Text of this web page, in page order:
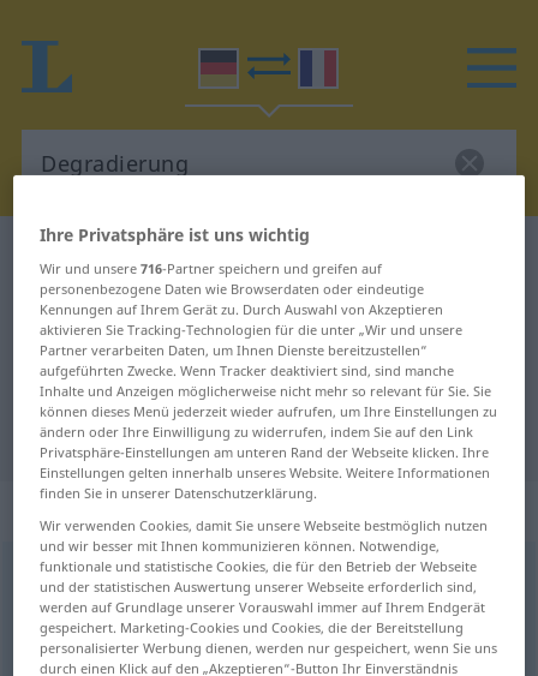
Deutsch-Französisch Übersetzung
für "Degradierung"
"Degradierung" Französisch
Übersetzung
: Femininum
Degradierung f <Degradierung; Degradierungen>
Übersicht aller Übersetzungen
(Für mehr Details die Übersetzung anklicken/antippen)
Ihre Privatsphäre ist uns wichtig
Wir und unsere716-Partner speichern und greifen auf
personenbezogene Daten wie Browserdaten oder eindeutige
Kennungen auf Ihrem Gerät zu. Durch Auswahl von Akzeptieren
aktivieren Sie Tracking-Technologien für die unter „Wir und unsere
Partner verarbeiten Daten, um Ihnen Dienste bereitzustellen“
aufgeführten Zwecke. Wenn Tracker deaktiviert sind, sind manche
Inhalte und Anzeigen möglicherweise nicht mehr so relevant für Sie. Sie
können dieses Menü jederzeit wieder aufrufen, um Ihre Einstellungen zu
ändern oder Ihre Einwilligung zu widerrufen, indem Sie auf den Link
Privatsphäre-Einstellungen am unteren Rand der Webseite klicken. Ihre
Einstellungen gelten innerhalb unseres Website. Weitere Informationen
finden Sie in unserer Datenschutzerklärung.
Wir verwenden Cookies, damit Sie unsere Webseite bestmöglich nutzen
und wir besser mit Ihnen kommunizieren können. Notwendige,
funktionale und statistische Cookies, die für den Betrieb der Webseite
und der statistischen Auswertung unserer Webseite erforderlich sind,
werden auf Grundlage unserer Vorauswahl immer auf Ihrem Endgerät
gespeichert. Marketing-Cookies und Cookies, die der Bereitstellung
personalisierter Werbung dienen, werden nur gespeichert, wenn Sie uns
durch einen Klick auf den „Akzeptieren“-Button Ihr Einverständnis